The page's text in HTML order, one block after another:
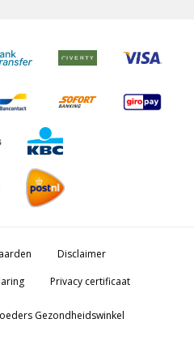
Disclaimer
Privacy certificaat
Gezondheidswinkel